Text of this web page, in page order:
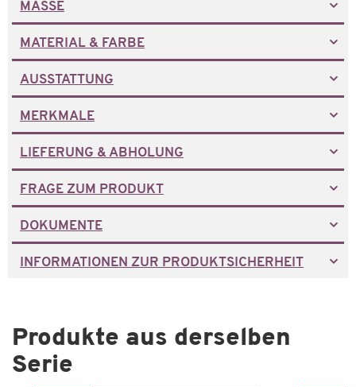
MASSE
MATERIAL & FARBE
AUSSTATTUNG
MERKMALE
LIEFERUNG & ABHOLUNG
FRAGE ZUM PRODUKT
DOKUMENTE
INFORMATIONEN ZUR PRODUKTSICHERHEIT
Produkte aus derselben
Serie